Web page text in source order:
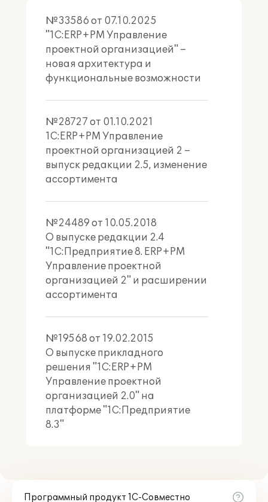
других сотрудников
Оперативный контроль
хода работ по проектам,
своевременная реакция на
отклонения, возникающие в ходе
проектов
Сбор и анализ истории
работ по проектам,
совершенствование
управленческих технологий
предприятия
Организации, использующие
решения, содержащие
конфигурации "ERP Управление
предприятием " или "ERP.
Управление холдингом", могут
приобрести "
№33586 от 07.10.2025
"1С:ERP+PM Управление
проектной организацией" –
новая архитектура и
функциональные возможности
№28727 от 01.10.2021
1С:ERP+PM Управление
проектной организацией 2 –
выпуск редакции 2.5, изменение
ассортимента
№24489 от 10.05.2018
О выпуске редакции 2.4
"1С:Предприятие 8. ERP+PM
Управление проектной
организацией 2" и расширении
ассортимента
№19568 от 19.02.2015
О выпуске прикладного
решения "1С:ERP+PM
Управление проектной
организацией 2.0" на
платформе "1С:Предприятие
8.3"
Программный продукт 1С-Совместно